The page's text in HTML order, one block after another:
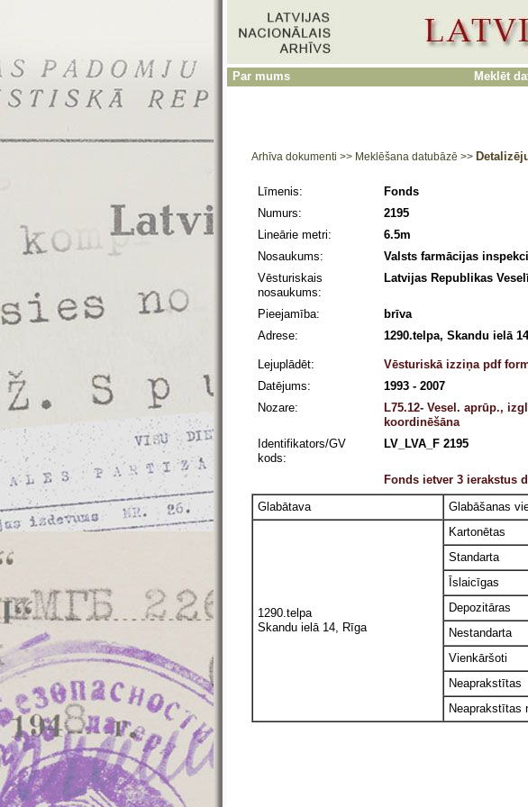
Par mums Meklēt
Arhīva dokumenti >> Meklēšana datubāzē >>
Līmenis:
Fonds
Numurs:
2195
Lineārie metri:
6.5m
Nosaukums:
Valsts farmācijas
Vēsturiskais
nosaukums:
Latvijas Republikas
Pieejamība:
brīva
Adrese:
1290.telpa, Skandu ielā
Lejuplādēt:
Vēsturiskā izziņa pdf
Datējums:
1993 - 2007
Nozare:
L75.12- Vesel. aprūp.,
koordinēšāna
Identifikators/GV
kods:
LV_LVA_F 2195
Fonds ietver 3 ierakstus
Glabātava
Glabāšanas
1290.telpa
Skandu ielā 14, Rīga
Kartonētas
Standarta
Īslaicīgas
Depozitāras
Nestandarta
Vienkāršoti
Neaprakstītas
Neaprakstītas